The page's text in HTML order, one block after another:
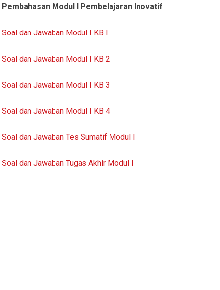
Pembahasan Modul I Pembelajaran Inovatif
Soal dan Jawaban Modul I KB I
Soal dan Jawaban Modul I KB 2
Soal dan Jawaban Modul I KB 3
Soal dan Jawaban Modul I KB 4
Soal dan Jawaban Tes Sumatif Modul I
Soal dan Jawaban Tugas Akhir Modul I